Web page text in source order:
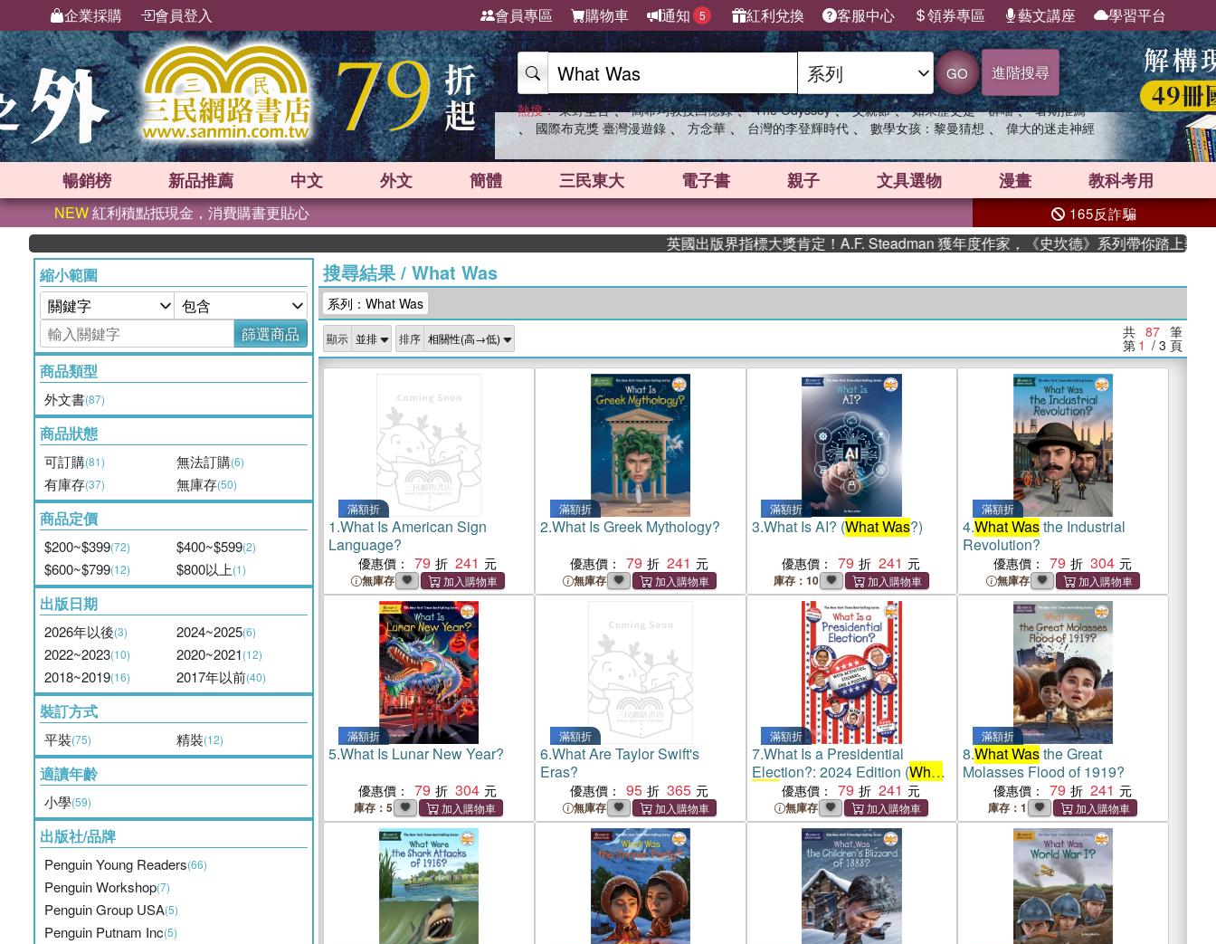
企業採購 會員登入 會員專區 購物車 通知 5 紅利兌換 客服中心 領券專區 藝文講座 學習平台
GO 進階搜尋
熱搜： 東野圭吾 、 高希均教授回憶錄 、 The Odyssey 、 父親節 、 如果歷史是一群喵 、 暑期推薦
、 國際布克獎 臺灣漫遊錄 、 方念華 、 台灣的李登輝時代 、 數學女孩：黎曼猜想 、 偉大的迷走神經
暢銷榜 新品推薦 中文 外文 簡體 三民東大 電子書 親子 文具選物 漫畫 教科考用
NEW紅利積點抵現金，消費購書更貼心 165反詐騙
英國出版界指標大獎肯定！A.F. Steadman 獲年度作家，《史坎德》系列帶你踏上熱血奇幻旅程
縮小範圍
篩選商品
商品類型
外文書(87)
商品狀態
可訂購(81) 無法訂購(6)
有庫存(37) 無庫存(50)
商品定價
$200~$399(72) $400~$599(2)
$600~$799(12) $800以上(1)
出版日期
2026年以後(3) 2024~2025(6)
2022~2023(10) 2020~2021(12)
2018~2019(16) 2017年以前(40)
裝訂方式
平裝(75) 精裝(12)
適讀年齡
小學(59)
出版社/品牌
Penguin Young Readers(66)
Penguin Workshop(7)
Penguin Group USA(5)
Penguin Putnam Inc(5)
搜尋結果/ What Was
系列：What Was
顯示 排序 共 87 筆
第 1 / 3 頁
滿額折
1.What Is American Sign
Language?
優惠價： 79 241
無庫存
滿額折
2.What Is Greek Mythology?
優惠價： 79 241
無庫存
滿額折
3.What Is AI? (What Was?)
優惠價： 79 241
庫存：10
滿額折
4.What Wasthe Industrial
Revolution?
優惠價： 79 304
無庫存
滿額折
5.What Is Lunar New Year?
優惠價： 79 304
庫存：5
滿額折
6.What Are Taylor Swift's
Eras?
優惠價： 95 365
無庫存
滿額折
7.What Is a Presidential
Election?: 2024 Edition (What
?)
優惠價： 79 241
無庫存
滿額折
8.What Wasthe Great
Molasses Flood of 1919?
優惠價： 79 241
庫存：1